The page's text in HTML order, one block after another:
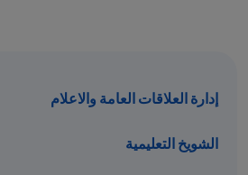
إدارة العلاقات العامة والاعلام
الشويخ التعليمية